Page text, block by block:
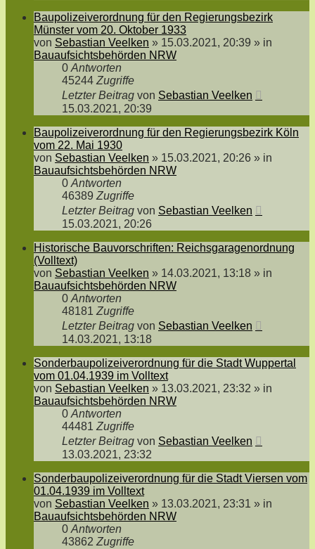
Baupolizeiverordnung für den Regierungsbezirk
Münster vom 20. Oktober 1933
von Sebastian Veelken » 15.03.2021, 20:39 » in
Bauaufsichtsbehörden NRW
0 Antworten
45244 Zugriffe
Letzter Beitrag von Sebastian Veelken
15.03.2021, 20:39
Baupolizeiverordnung für den Regierungsbezirk Köln
vom 22. Mai 1930
von Sebastian Veelken » 15.03.2021, 20:26 » in
Bauaufsichtsbehörden NRW
0 Antworten
46389 Zugriffe
Letzter Beitrag von Sebastian Veelken
15.03.2021, 20:26
Historische Bauvorschriften: Reichsgaragenordnung
(Volltext)
von Sebastian Veelken » 14.03.2021, 13:18 » in
Bauaufsichtsbehörden NRW
0 Antworten
48181 Zugriffe
Letzter Beitrag von Sebastian Veelken
14.03.2021, 13:18
Sonderbaupolizeiverordnung für die Stadt Wuppertal
vom 01.04.1939 im Volltext
von Sebastian Veelken » 13.03.2021, 23:32 » in
Bauaufsichtsbehörden NRW
0 Antworten
44481 Zugriffe
Letzter Beitrag von Sebastian Veelken
13.03.2021, 23:32
Sonderbaupolizeiverordnung für die Stadt Viersen vom
01.04.1939 im Volltext
von Sebastian Veelken » 13.03.2021, 23:31 » in
Bauaufsichtsbehörden NRW
0 Antworten
43862 Zugriffe